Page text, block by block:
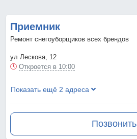
Приемник
Ремонт снегоуборщиков всех брендов
ул Лескова, 12
Откроется в 10:00
Показать ещё 2 адреса
Позвонить